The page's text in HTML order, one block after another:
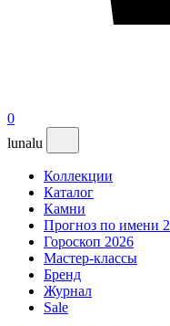
0
lunalu
Коллекции
Каталог
Камни
Прогноз по имени
Гороскоп 2026
Мастер-классы
Бренд
Журнал
Sale